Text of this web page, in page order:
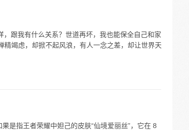
跟我有什么关系？世道再坏，我也能保全自己和家
竭虑，却掀不起风浪，有人一念之差，却让世界天
是指王者荣耀中妲己的皮肤“仙境爱丽丝”，它在 8